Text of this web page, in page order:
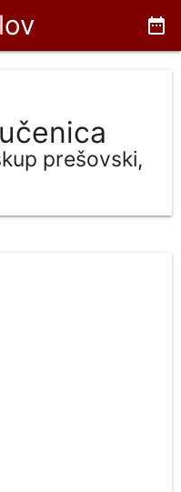
date_range
prešovski,